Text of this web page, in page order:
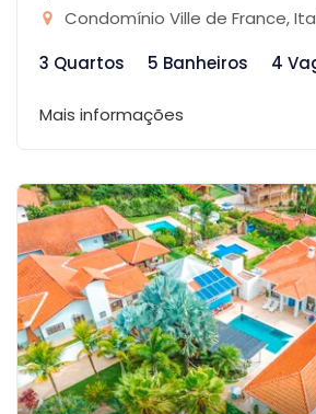
Condomínio Ville de France,
3 Quartos
5 Banheiros 4
Mais informações